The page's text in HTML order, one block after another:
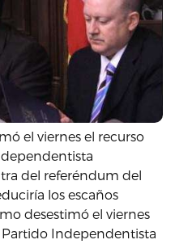
el viernes el recurso
del referéndum del
los escaños
desestimó el viernes
Independentista